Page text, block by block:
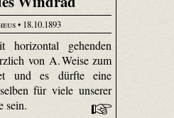
• 18.10.1893
gehenden
von A. Weise zum
und es dürfte eine
für viele unserer
sein.